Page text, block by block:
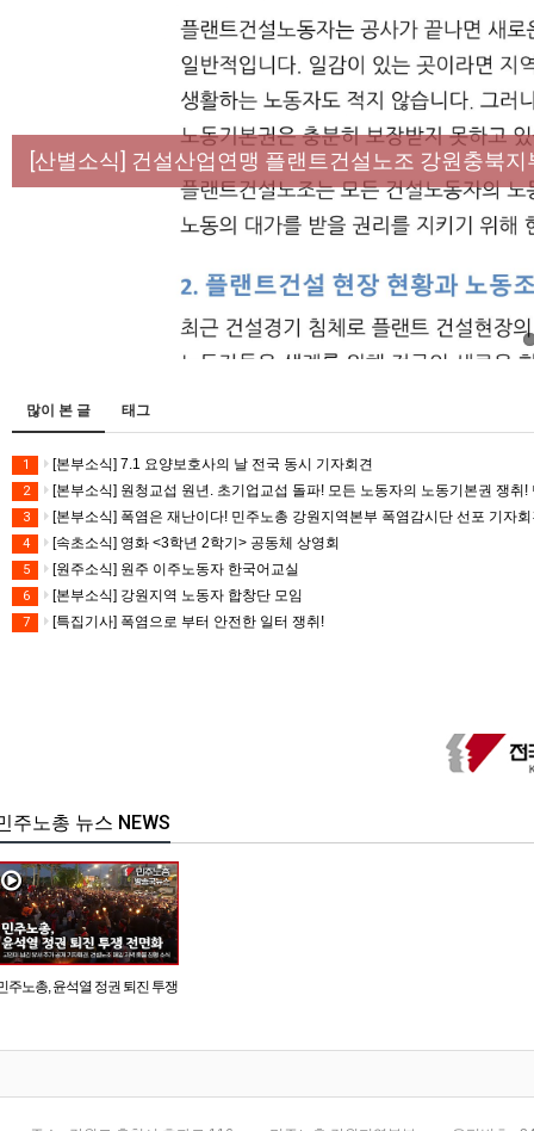
[성명] 막을 수 있었던 죽음, HL만도가 책임져라 : 청
[산별소식] 건설산업연맹 플랜트건설노조 강원충북지
[강릉,속초,원주,춘천] 폭염감시단 사업 이모저모
[조합원☆인터뷰] 서비스연맹 전국학교비정규직노동
[본부소식] 강원지역 노동자 합창단 모임
많이 본 글 태그
1 [본부소식] 7.1 요양보호사의 날 전국 동시 기자회견
2 [본부소식] 원청교섭 원년. 초기업교섭 돌파! 모든 노동자의 노동기본권 쟁취
3 [본부소식] 폭염은 재난이다! 민주노총 강원지역본부 폭염감시단 선포 기자
4 [속초소식] 영화 <3학년 2학기> 공동체 상영회
5 [원주소식] 원주 이주노동자 한국어교실
6 [본부소식] 강원지역 노동자 합창단 모임
7 [특집기사] 폭염으로 부터 안전한 일터 쟁취!
주노총 뉴스 NEWS
주노총, 윤석열 정권 퇴진 투쟁